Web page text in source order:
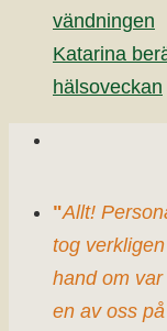
vändningen
Katarina
hälsoveckan
"Allt!
tog verkligen
hand om var
en av oss på